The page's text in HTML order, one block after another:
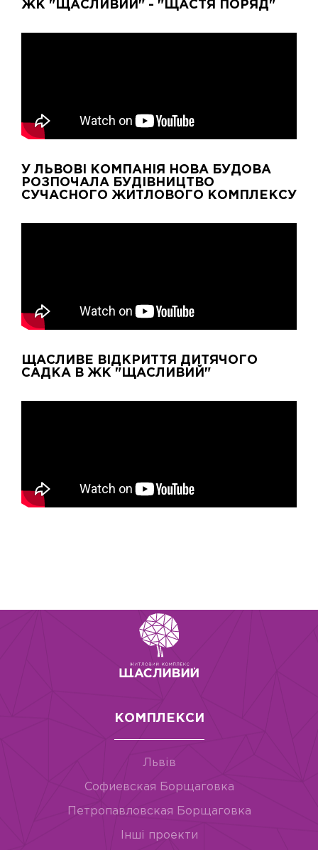
ЖК "ЩАСЛИВИЙ" - "ЩАСТЯ ПОРЯД"
У ЛЬВОВІ КОМПАНІЯ НОВА БУДОВА
РОЗПОЧАЛА БУДІВНИЦТВО
СУЧАСНОГО ЖИТЛОВОГО КОМПЛЕКСУ
ЩАСЛИВЕ ВІДКРИТТЯ ДИТЯЧОГО
САДКА В ЖК "ЩАСЛИВИЙ"
КОМПЛЕКСИ
Львів
Софиевская Борщаговка
Петропавловская Борщаговка
Інші проекти